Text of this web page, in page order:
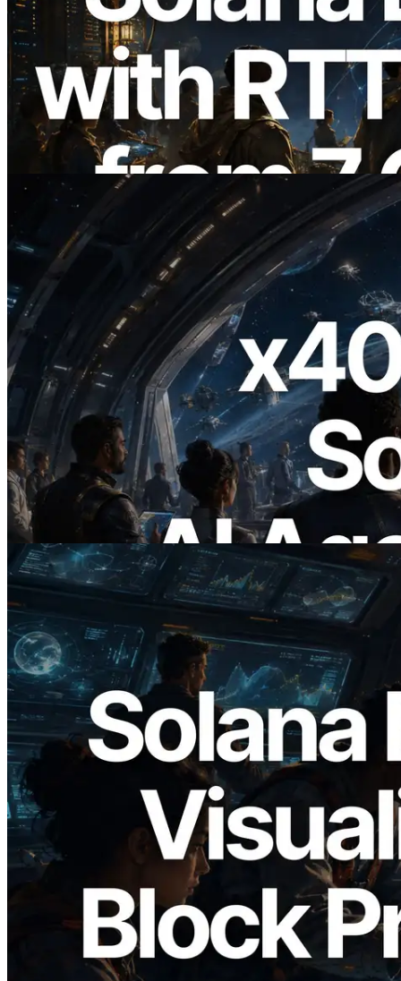
2026.08.05
ERPC Memperluas Solana Leader Slot
API dengan Pengukuran Ping dari 7
Region Global — Validators Information
API Juga Diluncurkan
2026.07.04
ERPC Meluncurkan Solana RPC
Berbasis x402 — Era AI Agent
Membayar API yang Dibutuhkan Secara
On Demand
Baca artikel ini
2026.05.24
Validators Solutions Meluncurkan Solana
Block Analyzer — Memvisualisasikan
Waktu Produksi Blok per Slot dan
Validator yang Ditugaskan